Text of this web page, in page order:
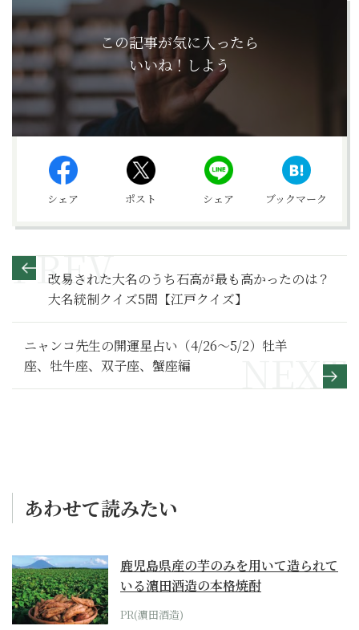
この記事が気に入ったら
いいね！しよう
シェア ポスト シェア ブックマーク
改易された大名のうち石高が最も高かったのは？
大名統制クイズ5問【江戸クイズ】
ニャンコ先生の開運星占い（4/26～5/2）牡羊
座、牡牛座、双子座、蟹座編
あわせて読みたい
鹿児島県産の芋のみを用いて造られて
いる濵田酒造の本格焼酎
PR(濵田酒造)